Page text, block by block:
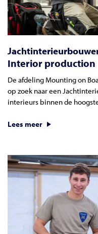
Interior production
De afdeling Mounting on
op zoek naar een
interieurs binnen de
Lees meer